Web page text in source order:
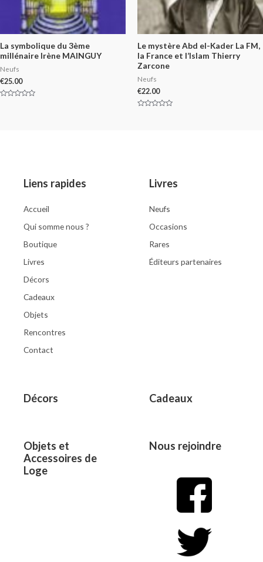
La symbolique du 3ème
millénaire Irène MAINGUY
Neufs
€25.00
Le mystère Abd el-Kader La FM,
la France et l’Islam Thierry
Zarcone
Neufs
€22.00
Liens rapides
Accueil
Qui somme nous ?
Boutique
Livres
Décors
Cadeaux
Objets
Rencontres
Contact
Livres
Neufs
Occasions
Rares
Éditeurs partenaires
Décors Cadeaux
Objets et
Accessoires de
Loge
Nous rejoindre